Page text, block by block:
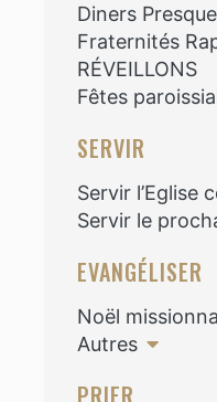
Diners
Fraternités
RÉVEILLONS
Fêtes
SERVIR
Servir l’Eglise
Servir le
EVANGÉLISER
Noël
Autres